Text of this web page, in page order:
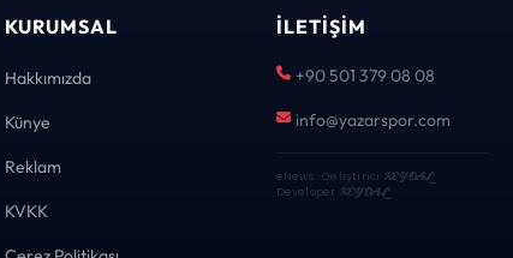
KURUMSAL
Hakkımızda
Künye
Reklam
KVKK
İLETIŞIM
+90 501 379 08 08
info@yazarspor.com
eNews · Geliştirici KEYDAL·
Developer KEYDAL